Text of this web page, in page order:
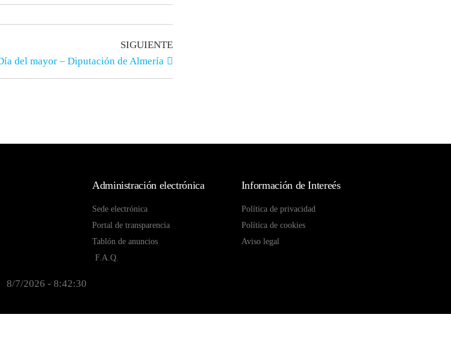
SIGUIENTE
del mayor – Diputación de Almería
Administración electrónica
Sede electrónica
Portal de transparencia
Tablón de anuncios
F.A.Q.
Información de Intereés
Política de privacidad
Política de cookies
Aviso legal
8/7/2026 - 8:42:30